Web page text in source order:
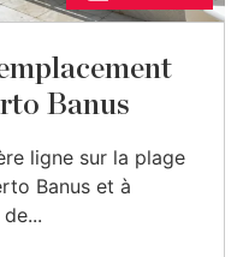
Banus
ligne sur la plage
Banus et à